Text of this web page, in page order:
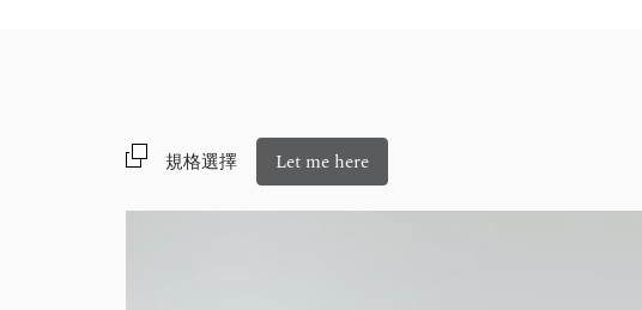
規格選擇 Let me here